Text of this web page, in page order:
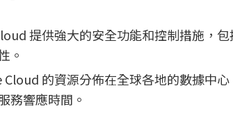
提供強大的安全功能和控制措施，
。
Cloud 的資源分佈在全球各地的數據中
務響應時間。